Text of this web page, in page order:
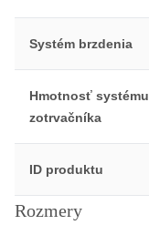
Systém brzdenia
Hmotnosť systému
zotrvačníka
ID produktu
Rozmery